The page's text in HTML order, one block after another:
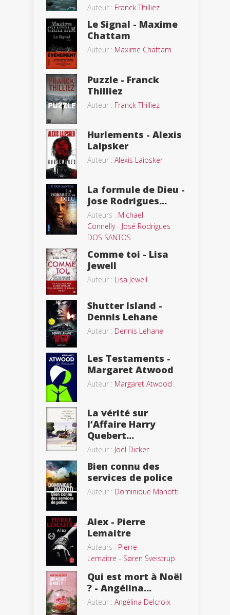
Auteur : Franck Thilliez
Le Signal - Maxime
Chattam
Auteur : Maxime Chattam
Puzzle - Franck
Thilliez
Auteur : Franck Thilliez
Hurlements - Alexis
Laipsker
Auteur : Alexis Laipsker
La formule de Dieu -
Jose Rodrigues...
Auteurs : Michael
Connelly- José Rodrigues
DOS SANTOS
Comme toi - Lisa
Jewell
Auteur : Lisa Jewell
Shutter Island -
Dennis Lehane
Auteur : Dennis Lehane
Les Testaments -
Margaret Atwood
Auteur : Margaret Atwood
La vérité sur
l’Affaire Harry
Quebert...
Auteur : Joël Dicker
Bien connu des
services de police
Auteur : Dominique Manotti
Alex - Pierre
Lemaitre
Auteurs : Pierre
Lemaitre - Søren Sveistrup
Qui est mort à Noël
? - Angélina...
Auteur : Angélina Delcroix